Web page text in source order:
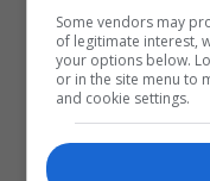
Some vendors may
of legitimate interest,
your options below.
or in the site menu to
and cookie settings.